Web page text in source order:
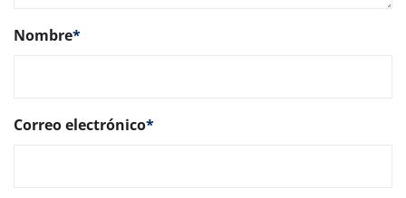
Nombre*
Correo electrónico*